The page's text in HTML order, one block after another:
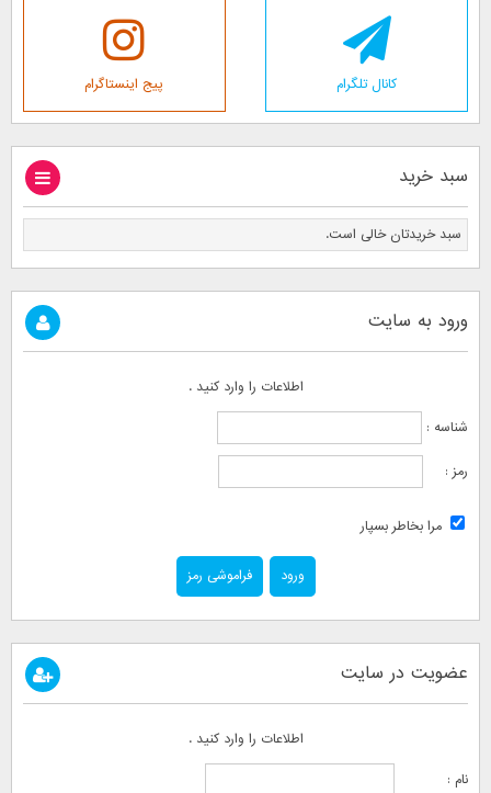
کانال تلگرام پیج اینستاگرام
سبد خرید
سبد خریدتان خالی است.
ورود به سایت
اطلاعات را وارد کنید .
شناسه :
رمز :
مرا بخاطر بسپار
فراموشی رمز
عضویت در سایت
اطلاعات را وارد کنید .
نام :